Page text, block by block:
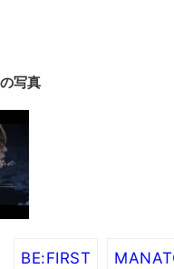
写真
BE:FIRST